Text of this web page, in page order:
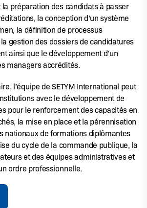
préparation des candidats à passer
la conception d’un système
la définition de processus
gestion des dossiers de candidatures
ainsi que le développement d’un
managers accrédités.
l’équipe de SETYM International peut
avec le développement de
pour le renforcement des capacités en
la mise en place et la pérennisation
nationaux de formations diplômantes
du cycle de la commande publique, la
et des équipes administratives et
ordre professionnelle.